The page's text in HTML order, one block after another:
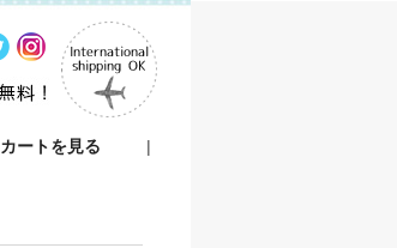
カートを見る